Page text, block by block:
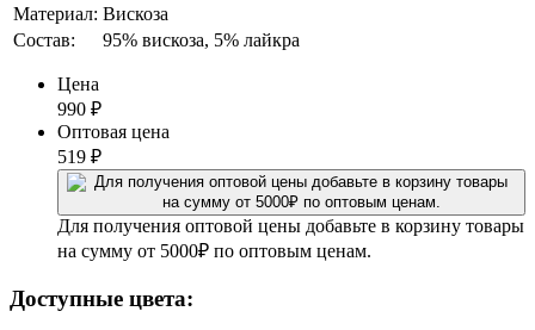
Материал: Вискоза
Состав:
95% вискоза, 5% лайкра
Цена
990 ₽
Оптовая цена
519 ₽
Для получения оптовой цены добавьте в корзину товары
на сумму от 5000₽ по оптовым ценам.
Доступные цвета: